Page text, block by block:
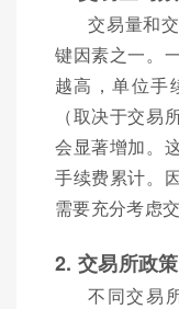
交易量和
键因素之一。
越高，单位手
（取决于交易
会显著增加。
手续费累计。
需要充分考虑
2. 交易所政策
不同交易